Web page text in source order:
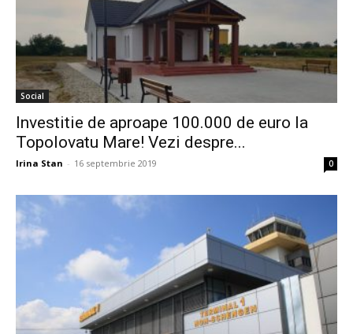
Social
Investitie de aproape 100.000 de euro la
Topolovatu Mare! Vezi despre...
Irina Stan - 16 septembrie 2019 0